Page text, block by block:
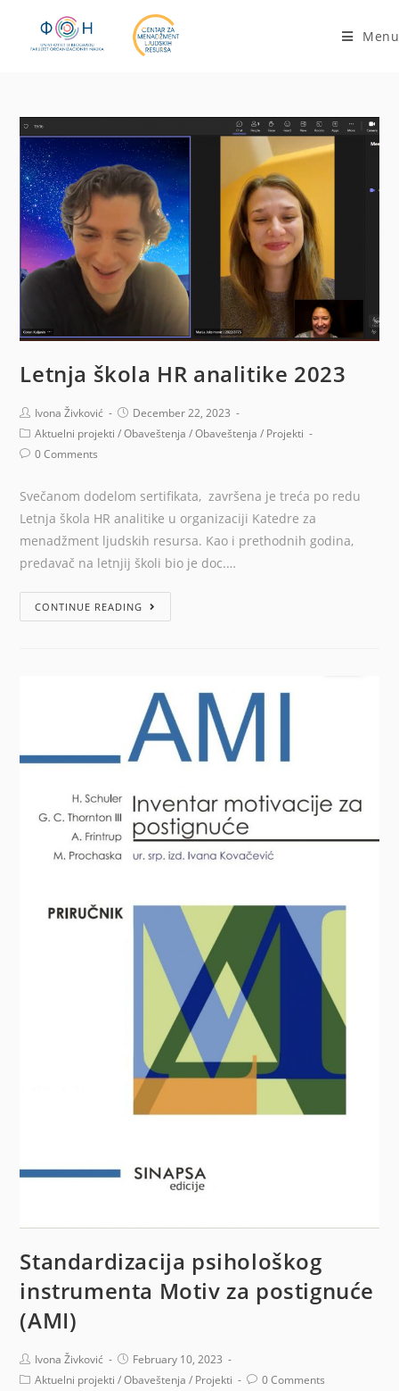
Menu
Letnja škola HR analitike 2023
Ivona Živković
December 22, 2023
Aktuelni projekti / Obaveštenja / Obaveštenja / Projekti
0 Comments
Svečanom dodelom sertifikata, završena je treća po redu
Letnja škola HR analitike u organizaciji Katedre za
menadžment ljudskih resursa. Kao i prethodnih godina,
predavač na letnjij školi bio je doc.…
CONTINUE READING
Standardizacija psihološkog
instrumenta Motiv za postignuće
(AMI)
Ivona Živković
February 10, 2023
Aktuelni projekti / Obaveštenja / Projekti 0 Comments